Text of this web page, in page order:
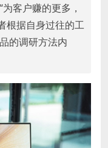
客户赚的更多，
根据自身过往的工
的调研方法内